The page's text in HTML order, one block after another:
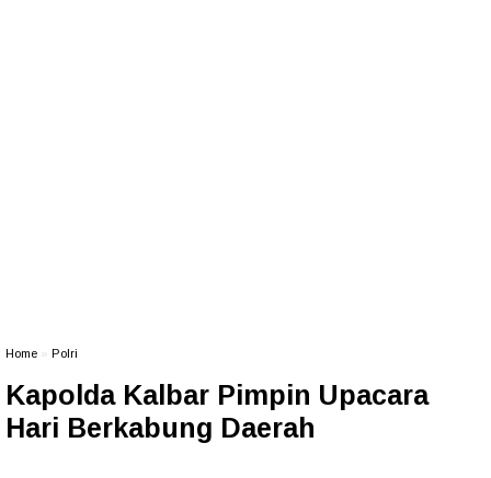
Home Polri
Kapolda Kalbar Pimpin Upacara
Hari Berkabung Daerah